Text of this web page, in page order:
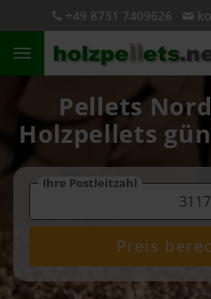
+49 8731 7409626
Pellets
Holzpellets
Ihre Postleitzahl
Preis